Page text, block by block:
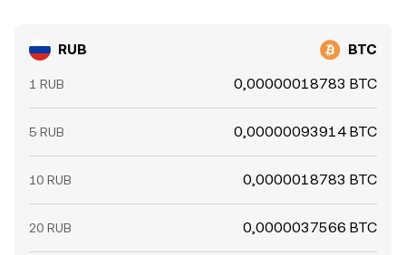
RUB BTC
1 RUB 0,00000018783 BTC
5 RUB 0,00000093914 BTC
10 RUB 0,0000018783 BTC
20 RUB 0,0000037566 BTC